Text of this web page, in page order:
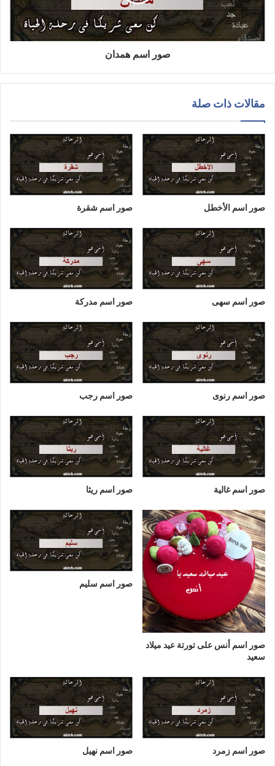
صور اسم همدان
مقالات ذات صلة
صور اسم الأخطل صور اسم شقرة
صور اسم سهى صور اسم مدركة
صور اسم رنوى صور اسم رجب
صور اسم غالية صور اسم ريثا
صور اسم أنس على تورتة عيد ميلاد
سعيد
صور اسم سليم
صور اسم زمرد صور اسم نهيل